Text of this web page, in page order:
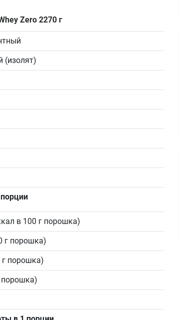
Zero 2270 г
(изолят)
в 100 г порошка)
г порошка)
г порошка)
порошка)